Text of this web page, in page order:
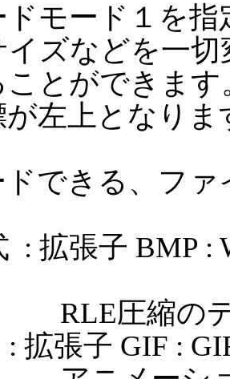
ドモード１を
イズなどを一
ことができま
が左上となりま
できる、フ
: 拡張子 BMP :
: 拡張子 GIF :